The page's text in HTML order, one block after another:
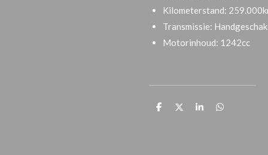
Kilometerstand:
Transmissie:
Motorinhoud: 1242cc
D
D
S
D